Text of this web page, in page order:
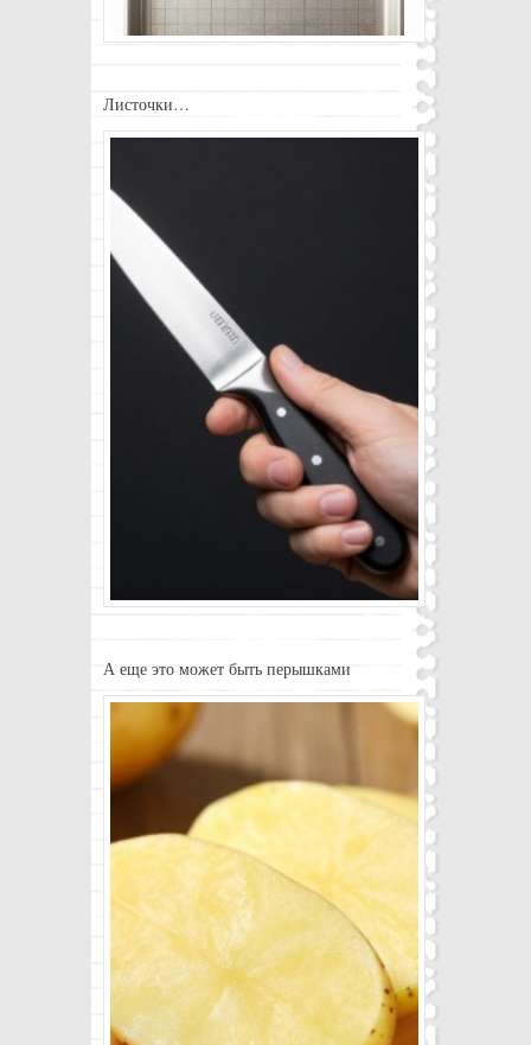
Листочки…
А еще это может быть перышками